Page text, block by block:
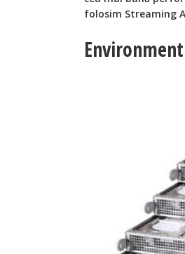
folosim Streaming
Environment